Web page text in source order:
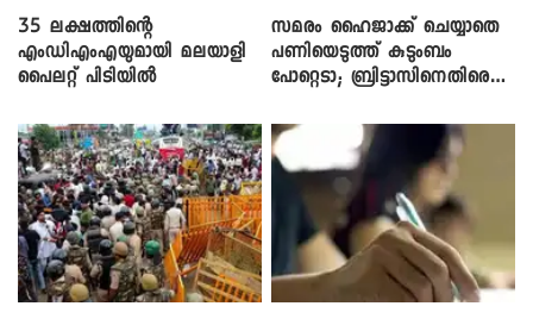
35 ലക്ഷത്തിന്റെ
എംഡിഎംഎയുമായി മലയാളി
പൈലറ്റ് പിടിയിൽ
സമരം ഹൈജാക്ക് ചെയ്യാതെ
പണിയെടുത്ത് കുടുംബം
പോറ്റെടാ; ബ്രിട്ടാസിനെതിരെ